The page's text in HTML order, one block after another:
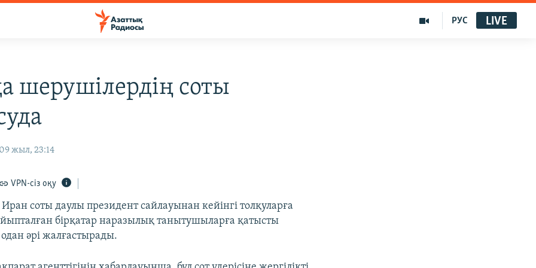
РУС LIVE
шерушілердің соты
жыл, 23:14
VPN-сіз оқу
Иран соты даулы президент сайлауынан кейінгі толқуларға
бірқатар наразылық танытушыларға қатысты
әрі жалғастырады.